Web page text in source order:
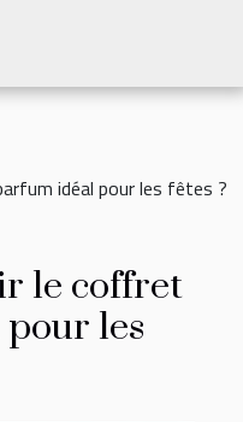
idéal pour les fêtes ?
le coffret
les